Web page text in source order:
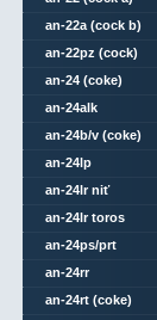
an-22a (cock b)
an-22pz (cock)
an-24 (coke)
an-24alk
an-24b/v (coke)
an-24lp
an-24lr niť
an-24lr toros
an-24ps/prt
an-24rr
an-24rt (coke)